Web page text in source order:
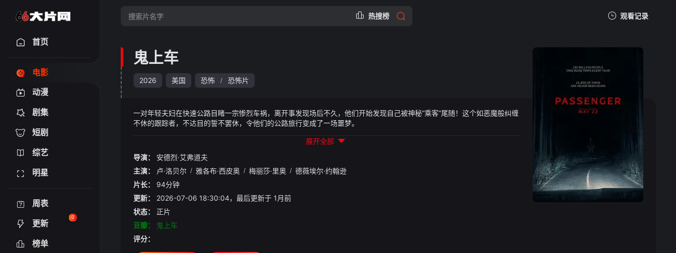
热搜榜 观看记录
首页
电影
动漫
剧集
短剧
综艺
明星
周表
更新
0
榜单
鬼上车
2026 美国 恐怖 / 恐怖片
一对年轻夫妇在快速公路目睹一宗惨烈车祸，离开事发现场后不久，他们开始发现自己被神秘“乘客”尾随！这个如恶魔般纠缠
不休的跟踪者，不达目的誓不罢休，令他们的公路旅行变成了一场噩梦。
展开全部
导演：
安德烈·艾弗道夫
主演：
卢·洛贝尔 / 雅各布·西皮奥 / 梅丽莎·里奥 / 德薇埃尔·约翰逊
片长：
94分钟
更新：
2026-07-06 18:30:04，最后更新于 1月前
状态：
正片
豆瓣：
鬼上车
评分：